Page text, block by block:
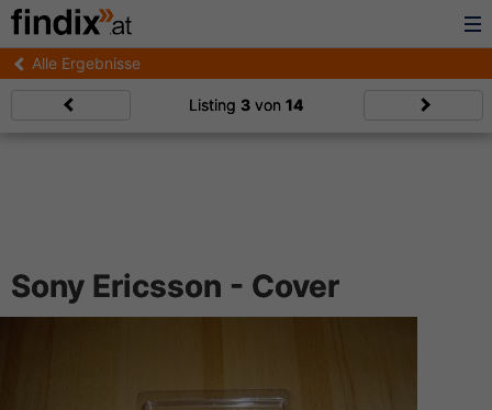
Alle Ergebnisse
Listing 3 von 14
Sony Ericsson - Cover